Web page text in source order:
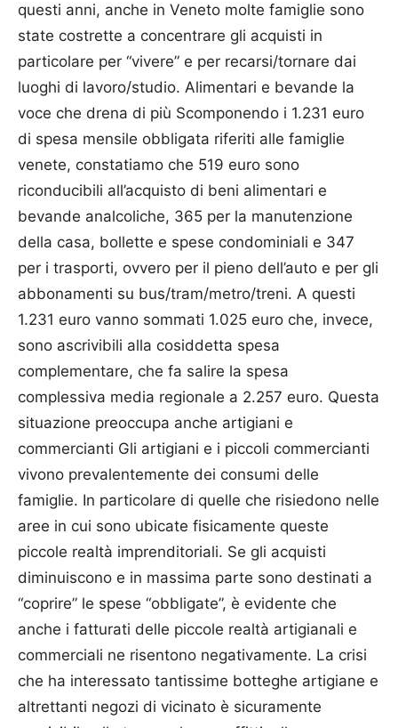
questi anni, anche in Veneto molte famiglie sono
state costrette a concentrare gli acquisti in
particolare per “vivere” e per recarsi/tornare dai
luoghi di lavoro/studio. Alimentari e bevande la
voce che drena di più Scomponendo i 1.231 euro
di spesa mensile obbligata riferiti alle famiglie
venete, constatiamo che 519 euro sono
riconducibili all’acquisto di beni alimentari e
bevande analcoliche, 365 per la manutenzione
della casa, bollette e spese condominiali e 347
per i trasporti, ovvero per il pieno dell’auto e per gli
abbonamenti su bus/tram/metro/treni. A questi
1.231 euro vanno sommati 1.025 euro che, invece,
sono ascrivibili alla cosiddetta spesa
complementare, che fa salire la spesa
complessiva media regionale a 2.257 euro. Questa
situazione preoccupa anche artigiani e
commercianti Gli artigiani e i piccoli commercianti
vivono prevalentemente dei consumi delle
famiglie. In particolare di quelle che risiedono nelle
aree in cui sono ubicate fisicamente queste
piccole realtà imprenditoriali. Se gli acquisti
diminuiscono e in massima parte sono destinati a
“coprire” le spese “obbligate”, è evidente che
anche i fatturati delle piccole realtà artigianali e
commerciali ne risentono negativamente. La crisi
che ha interessato tantissime botteghe artigiane e
altrettanti negozi di vicinato è sicuramente